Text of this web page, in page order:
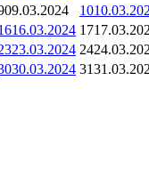
09.03.2024 10
16.03.2024 17
23.03.2024 24
30.03.2024 31